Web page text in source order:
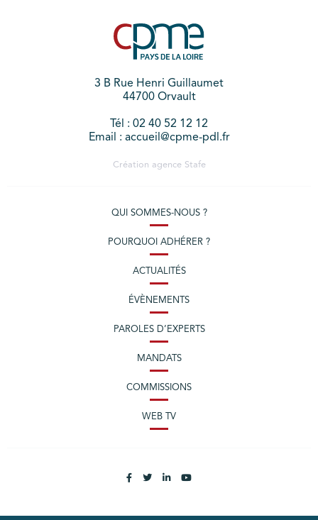
3 B Rue Henri Guillaumet
44700 Orvault
Tél : 02 40 52 12 12
Email : accueil@cpme-pdl.fr
Création agence Stafe
QUI SOMMES-NOUS ?
POURQUOI ADHÉRER ?
ACTUALITÉS
ÉVÈNEMENTS
PAROLES D’EXPERTS
MANDATS
COMMISSIONS
WEB TV